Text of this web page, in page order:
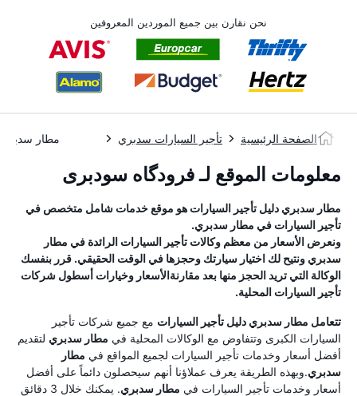
نحن نقارن بين جميع الموردين المعروفين
الصفحة الرئيسية تأجير السيارات سدبري مطار سدبري
معلومات الموقع لـ فرودگاه سودبری
مطار سدبري دليل تأجير السيارات هو موقع خدمات شامل متخصص في
تأجير السيارات في مطار سدبري.
ونعرض الأسعار من معظم وكالات تأجير السيارات الرائدة في مطار
سدبري ونتيح لك اختيار سيارتك وحجزها في الوقت الحقيقي. قرر بنفسك
الوكالة التي تريد الحجز منها بعد مقارنةالأسعار وخيارات أسطول شركات
تأجير السيارات المحلية.
تتعامل مطار سدبري دليل تأجير السيارات مع جميع شركات تأجير
السيارات الكبرى وتتفاوض مع الوكالات المحلية في مطار سدبري لتقديم
أفضل أسعار وخدمات تأجير السيارات لجميع المواقع في مطار
سدبري.وبهذه الطريقة يعرف عملاؤنا أنهم سيحصلون دائماً على أفضل
أسعار وخدمات تأجير السيارات في مطار سدبري
. يمكنك خلال 3 دقائق